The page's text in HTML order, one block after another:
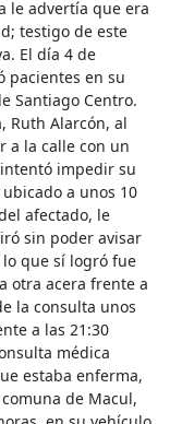
le advertía que era
testigo de este
El día 4 de
pacientes en su
Santiago Centro.
Ruth Alarcón, al
a la calle con un
impedir su
a unos 10
afectado, le
sin poder avisar
que sí logró fue
otra acera frente a
la consulta unos
a las 21:30
médica
estaba enferma,
de Macul,